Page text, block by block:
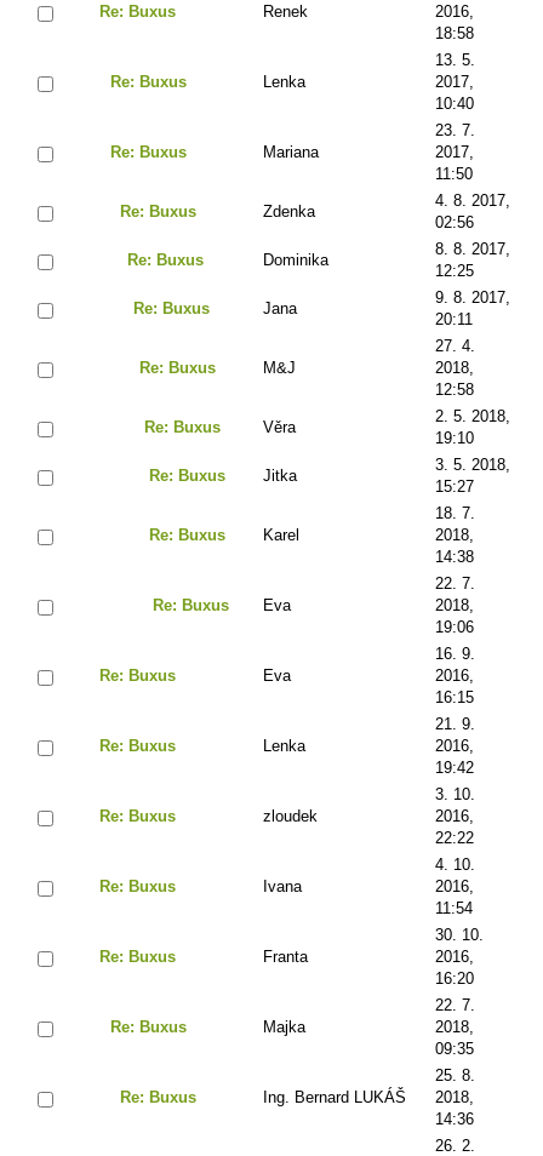
Re: Buxus Renek
2016,
18:58
Re: Buxus Lenka
13. 5.
2017,
10:40
Re: Buxus Mariana
23. 7.
2017,
11:50
Re: Buxus Zdenka
4. 8. 2017,
02:56
Re: Buxus Dominika
8. 8. 2017,
12:25
Re: Buxus Jana
9. 8. 2017,
20:11
Re: Buxus M&J
27. 4.
2018,
12:58
Re: Buxus Věra
2. 5. 2018,
19:10
Re: Buxus Jitka
3. 5. 2018,
15:27
Re: Buxus Karel
18. 7.
2018,
14:38
Re: Buxus Eva
22. 7.
2018,
19:06
Re: Buxus Eva
16. 9.
2016,
16:15
Re: Buxus Lenka
21. 9.
2016,
19:42
Re: Buxus zloudek
3. 10.
2016,
22:22
Re: Buxus Ivana
4. 10.
2016,
11:54
Re: Buxus Franta
30. 10.
2016,
16:20
Re: Buxus Majka
22. 7.
2018,
09:35
Re: Buxus Ing. Bernard LUKÁŠ
25. 8.
2018,
14:36
26. 2.